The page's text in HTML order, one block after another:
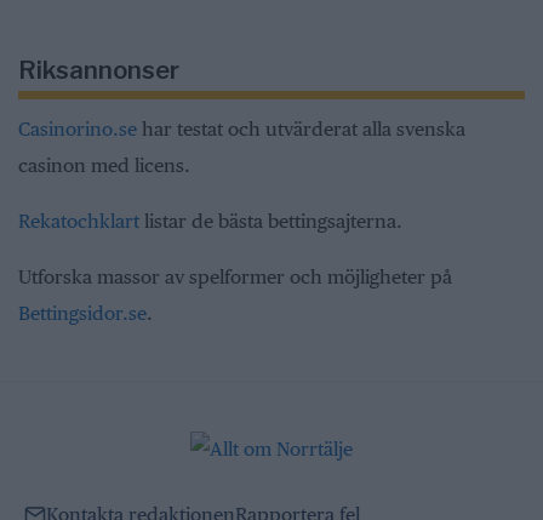
Riksannonser
Casinorino.se har testat och utvärderat alla svenska
casinon med licens.
Rekatochklart listar de bästa bettingsajterna.
Utforska massor av spelformer och möjligheter på
Bettingsidor.se.
Kontakta redaktionenRapportera fel